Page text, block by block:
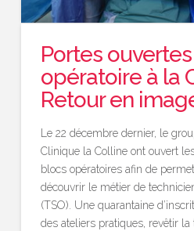
Portes
opératoire à la
Retour en
Le 22 décembre dernier, le
Clinique la Colline ont ouvert
blocs opératoires afin de
découvrir le métier de
(TSO). Une quarantaine
des ateliers pratiques, revêtir